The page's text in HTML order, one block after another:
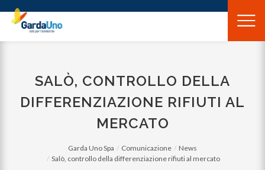
Gardauno
Spa
SALÒ, CONTROLLO DELLA
DIFFERENZIAZIONE RIFIUTI AL
MERCATO
Garda Uno Spa Comunicazione
News
Salò, controllo della differenziazione rifiuti al mercato